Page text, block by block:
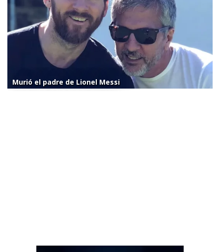
Murió el padre de Lionel Messi